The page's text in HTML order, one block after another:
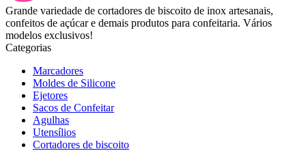
Grande variedade de cortadores de biscoito de inox artesanais,
confeitos de açúcar e demais produtos para confeitaria. Vários
modelos exclusivos!
Categorias
Marcadores
Moldes de Silicone
Ejetores
Sacos de Confeitar
Agulhas
Utensílios
Cortadores de biscoito